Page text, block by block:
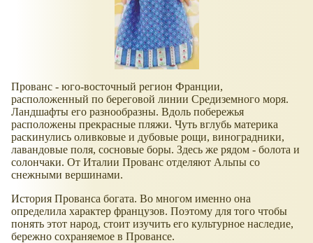
Прованс - юго-восточный регион Франции,
расположенный по береговой линии Средиземного моря.
Ландшафты его разнообразны. Вдоль побережья
расположены прекрасные пляжи. Чуть вглубь материка
раскинулись оливковые и дубовые рощи, виноградники,
лавандовые поля, сосновые боры. Здесь же рядом - болота и
солончаки. От Италии Прованс отделяют Альпы со
снежными вершинами.
История Прованса богата. Во многом именно она
определила характер французов. Поэтому для того чтобы
понять этот народ, стоит изучить его культурное наследие,
бережно сохраняемое в Провансе.